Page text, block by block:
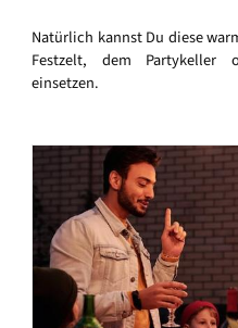
Natürlich kannst Du diese
Festzelt, dem Partykeller
einsetzen.